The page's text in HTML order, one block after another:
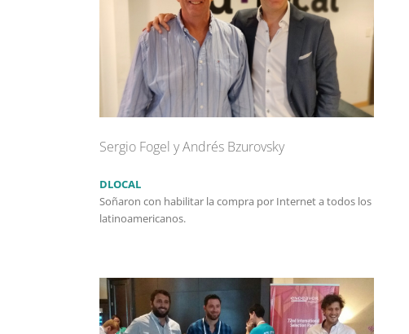
Sergio Fogel y Andrés Bzurovsky
DLOCAL
Soñaron con habilitar la compra por Internet a todos los
latinoamericanos.